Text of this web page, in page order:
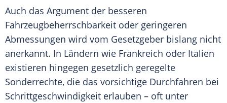
Auch das Argument der besseren
Fahrzeugbeherrschbarkeit oder geringeren
Abmessungen wird vom Gesetzgeber bislang nicht
anerkannt. In Ländern wie Frankreich oder Italien
existieren hingegen gesetzlich geregelte
Sonderrechte, die das vorsichtige Durchfahren bei
Schrittgeschwindigkeit erlauben – oft unter